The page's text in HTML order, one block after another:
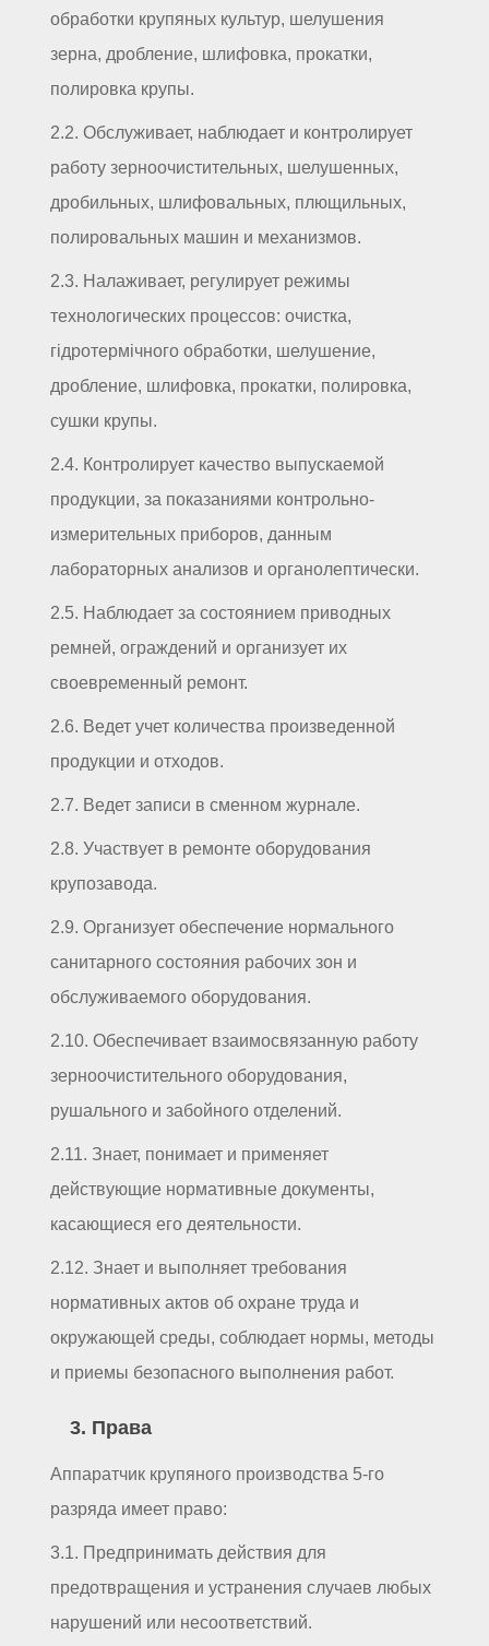
обработки крупяных культур, шелушения
зерна, дробление, шлифовка, прокатки,
полировка крупы.
2.2. Обслуживает, наблюдает и контролирует
работу зерноочистительных, шелушенных,
дробильных, шлифовальных, плющильных,
полировальных машин и механизмов.
2.3. Налаживает, регулирует режимы
технологических процессов: очистка,
гідротермічного обработки, шелушение,
дробление, шлифовка, прокатки, полировка,
сушки крупы.
2.4. Контролирует качество выпускаемой
продукции, за показаниями контрольно-
измерительных приборов, данным
лабораторных анализов и органолептически.
2.5. Наблюдает за состоянием приводных
ремней, ограждений и организует их
своевременный ремонт.
2.6. Ведет учет количества произведенной
продукции и отходов.
2.7. Ведет записи в сменном журнале.
2.8. Участвует в ремонте оборудования
крупозавода.
2.9. Организует обеспечение нормального
санитарного состояния рабочих зон и
обслуживаемого оборудования.
2.10. Обеспечивает взаимосвязанную работу
зерноочистительного оборудования,
рушального и забойного отделений.
2.11. Знает, понимает и применяет
действующие нормативные документы,
касающиеся его деятельности.
2.12. Знает и выполняет требования
нормативных актов об охране труда и
окружающей среды, соблюдает нормы, методы
и приемы безопасного выполнения работ.
3. Права
Аппаратчик крупяного производства 5-го
разряда имеет право:
3.1. Предпринимать действия для
предотвращения и устранения случаев любых
нарушений или несоответствий.